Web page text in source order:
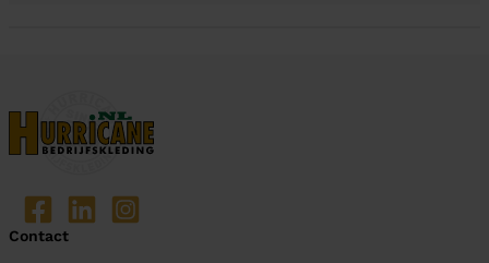
Contact